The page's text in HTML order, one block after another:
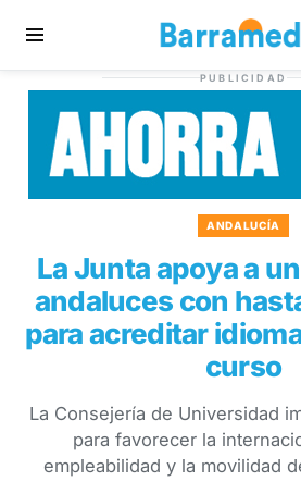
PUBLICIDAD
ANDALUCÍA
La Junta apoya a
andaluces con
para acreditar
curso
La Consejería de Universidad
para favorecer la
empleabilidad y la movilidad